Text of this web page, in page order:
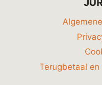
Terugbetaal